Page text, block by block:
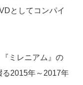
としてコンパイ
ミレニアム』の
2015年～2017年